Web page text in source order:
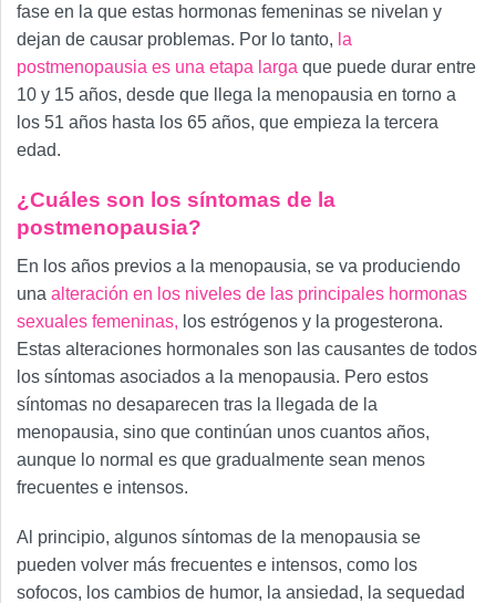
fase en la que estas hormonas femeninas se nivelan y
dejan de causar problemas. Por lo tanto, la
postmenopausia es una etapa larga que puede durar entre
10 y 15 años, desde que llega la menopausia en torno a
los 51 años hasta los 65 años, que empieza la tercera
edad.
¿Cuáles son los síntomas de la
postmenopausia?
En los años previos a la menopausia, se va produciendo
una alteración en los niveles de las principales hormonas
sexuales femeninas, los estrógenos y la progesterona.
Estas alteraciones hormonales son las causantes de todos
los síntomas asociados a la menopausia. Pero estos
síntomas no desaparecen tras la llegada de la
menopausia, sino que continúan unos cuantos años,
aunque lo normal es que gradualmente sean menos
frecuentes e intensos.
Al principio, algunos síntomas de la menopausia se
pueden volver más frecuentes e intensos, como los
sofocos, los cambios de humor, la ansiedad, la sequedad